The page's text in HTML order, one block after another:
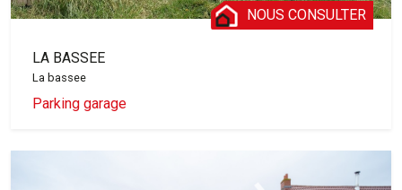
NOUS CONSULTER
LA BASSEE
La bassee
Parking garage